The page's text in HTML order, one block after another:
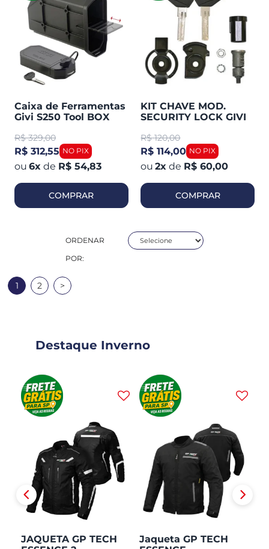
Caixa de Ferramentas
Givi S250 Tool BOX
R$ 329,00
R$ 312,55
6x de R$ 54,83
COMPRAR
KIT CHAVE MOD.
SECURITY LOCK GIVI
R$ 120,00
R$ 114,00
2x de R$ 60,00
COMPRAR
ORDENAR
POR:
1 2 >
Destaque Inverno
JAQUETA GP TECH
Jaqueta GP TECH